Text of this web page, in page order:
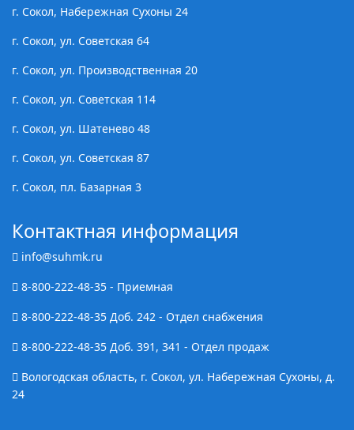
г. Сокол, Набережная Сухоны 24
г. Сокол, ул. Советская 64
г. Сокол, ул. Производственная 20
г. Сокол, ул. Советская 114
г. Сокол, ул. Шатенево 48
г. Сокол, ул. Советская 87
г. Сокол, пл. Базарная 3
Контактная информация
info@suhmk.ru
8-800-222-48-35 - Приемная
8-800-222-48-35 Доб. 242 - Отдел снабжения
8-800-222-48-35 Доб. 391, 341 - Отдел продаж
Вологодская область, г. Сокол, ул. Набережная Сухоны, д.
24